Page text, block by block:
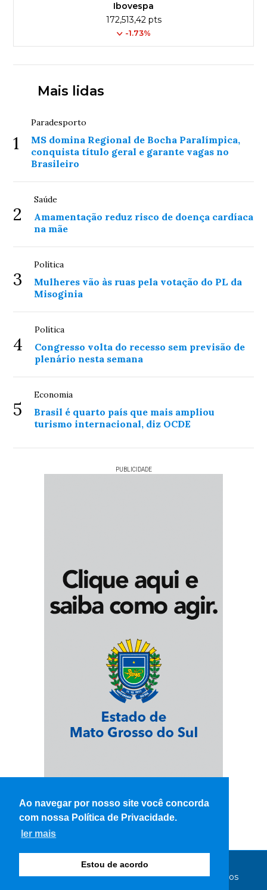
Ao navegar por nosso site você concorda
com nossa Política de Privacidade.
ler mais
Estou de acordo
Ibovespa
172,513,42 pts
-1.73%
Mais lidas
1
Paradesporto
MS domina Regional de Bocha Paralímpica,
conquista título geral e garante vagas no
Brasileiro
2
Saúde
Amamentação reduz risco de doença cardíaca
na mãe
3
Política
Mulheres vão às ruas pela votação do PL da
Misoginia
4
Política
Congresso volta do recesso sem previsão de
plenário nesta semana
5
Economia
Brasil é quarto país que mais ampliou
turismo internacional, diz OCDE
PUBLICIDADE
© Copyright 2026 - WK Notícias - Todos os direitos